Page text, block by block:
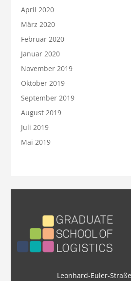
April 2020
März 2020
Februar 2020
Januar 2020
November 2019
Oktober 2019
September 2019
August 2019
Juli 2019
Mai 2019
Leonhard-Euler-